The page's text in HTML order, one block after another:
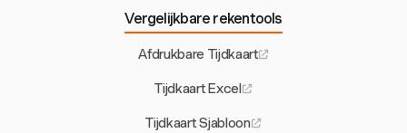
Vergelijkbare rekentools
Afdrukbare Tijdkaart
Tijdkaart Excel
Tijdkaart Sjabloon